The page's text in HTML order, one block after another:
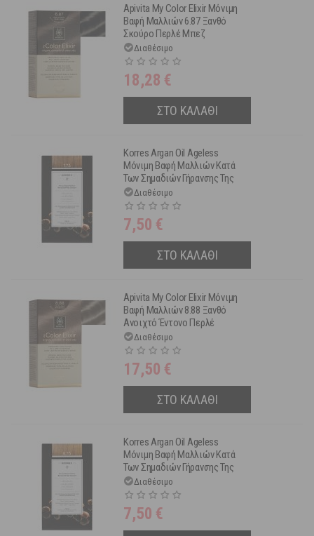
Apivita My Color Elixir Μόνιμη
Βαφή Μαλλιών 6.87 Ξανθό
Σκούρο Περλέ Μπεζ
Διαθέσιμο
18,28 €
ΣΤΟ ΚΑΛΑΘΙ
Korres Argan Oil Ageless
Μόνιμη Βαφή Μαλλιών Κατά
Των Σημαδιών Γήρανσης Της
Τρίχας 7.73 Χρυσή Μόκα
Διαθέσιμο
7,50 €
ΣΤΟ ΚΑΛΑΘΙ
Apivita My Color Elixir Μόνιμη
Βαφή Μαλλιών 8.88 Ξανθό
Ανοιχτό Έντονο Περλέ
Διαθέσιμο
17,50 €
ΣΤΟ ΚΑΛΑΘΙ
Korres Argan Oil Ageless
Μόνιμη Βαφή Μαλλιών Κατά
Των Σημαδιών Γήρανσης Της
Τρίχας 8.73 Χρυσή Καραμέλα
Διαθέσιμο
7,50 €